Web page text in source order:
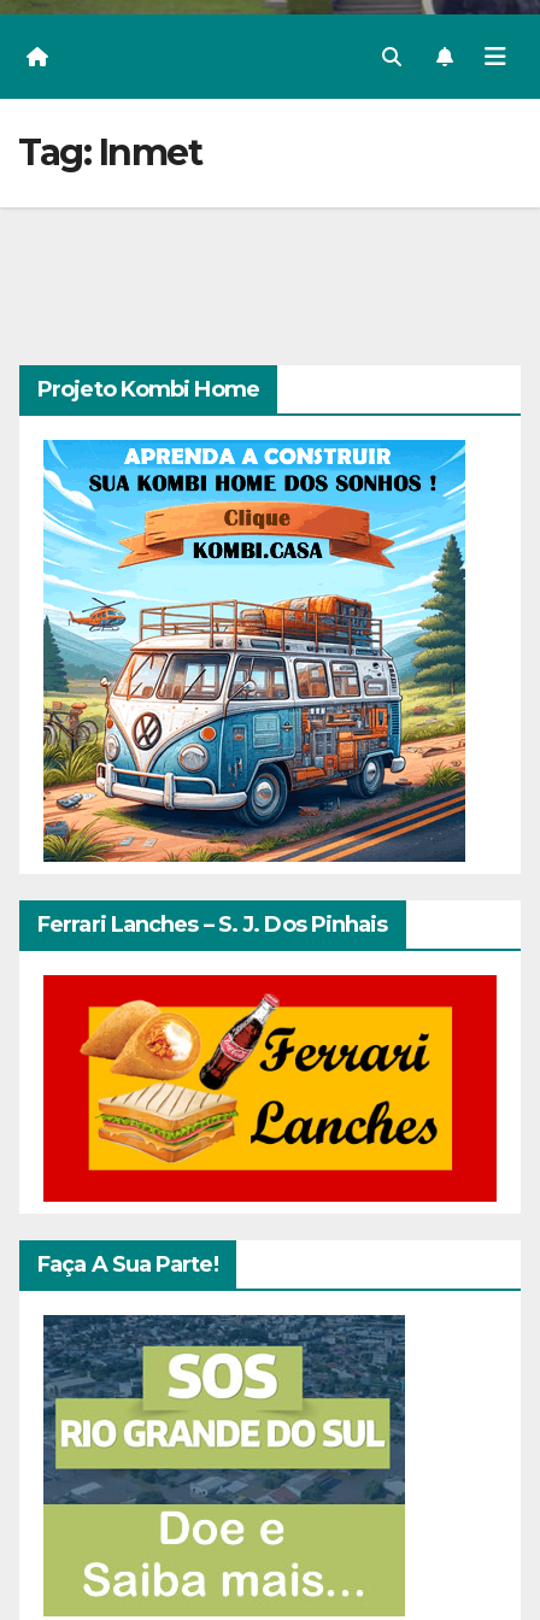
Tag: Inmet
Projeto Kombi Home
Ferrari Lanches – S. J. Dos Pinhais
Faça A Sua Parte!